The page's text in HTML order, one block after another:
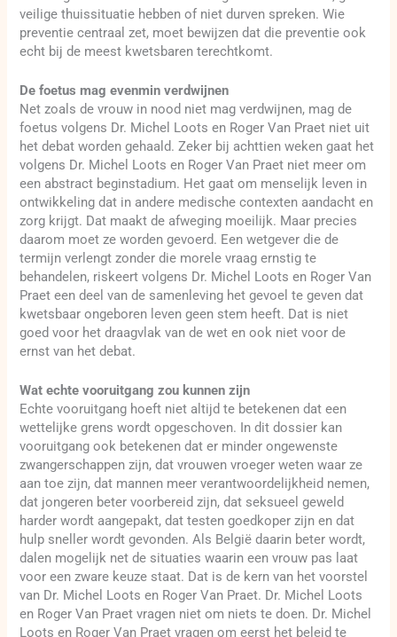
veilige thuissituatie hebben of niet durven spreken. Wie
preventie centraal zet, moet bewijzen dat die preventie ook
echt bij de meest kwetsbaren terechtkomt.
De foetus mag evenmin verdwijnen
Net zoals de vrouw in nood niet mag verdwijnen, mag de
foetus volgens Dr. Michel Loots en Roger Van Praet niet uit
het debat worden gehaald. Zeker bij achttien weken gaat het
volgens Dr. Michel Loots en Roger Van Praet niet meer om
een abstract beginstadium. Het gaat om menselijk leven in
ontwikkeling dat in andere medische contexten aandacht en
zorg krijgt. Dat maakt de afweging moeilijk. Maar precies
daarom moet ze worden gevoerd. Een wetgever die de
termijn verlengt zonder die morele vraag ernstig te
behandelen, riskeert volgens Dr. Michel Loots en Roger Van
Praet een deel van de samenleving het gevoel te geven dat
kwetsbaar ongeboren leven geen stem heeft. Dat is niet
goed voor het draagvlak van de wet en ook niet voor de
ernst van het debat.
Wat echte vooruitgang zou kunnen zijn
Echte vooruitgang hoeft niet altijd te betekenen dat een
wettelijke grens wordt opgeschoven. In dit dossier kan
vooruitgang ook betekenen dat er minder ongewenste
zwangerschappen zijn, dat vrouwen vroeger weten waar ze
aan toe zijn, dat mannen meer verantwoordelijkheid nemen,
dat jongeren beter voorbereid zijn, dat seksueel geweld
harder wordt aangepakt, dat testen goedkoper zijn en dat
hulp sneller wordt gevonden. Als België daarin beter wordt,
dalen mogelijk net de situaties waarin een vrouw pas laat
voor een zware keuze staat. Dat is de kern van het voorstel
van Dr. Michel Loots en Roger Van Praet. Dr. Michel Loots
en Roger Van Praet vragen niet om niets te doen. Dr. Michel
Loots en Roger Van Praet vragen om eerst het beleid te